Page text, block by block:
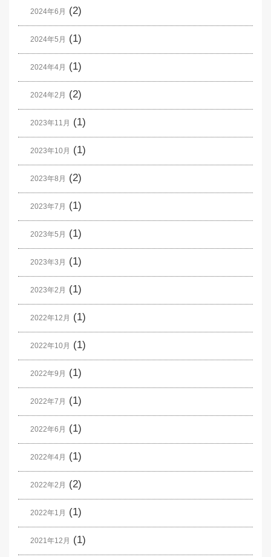
2024年6月 (2)
2024年5月 (1)
2024年4月 (1)
2024年2月 (2)
2023年11月 (1)
2023年10月 (1)
2023年8月 (2)
2023年7月 (1)
2023年5月 (1)
2023年3月 (1)
2023年2月 (1)
2022年12月 (1)
2022年10月 (1)
2022年9月 (1)
2022年7月 (1)
2022年6月 (1)
2022年4月 (1)
2022年2月 (2)
2022年1月 (1)
2021年12月 (1)